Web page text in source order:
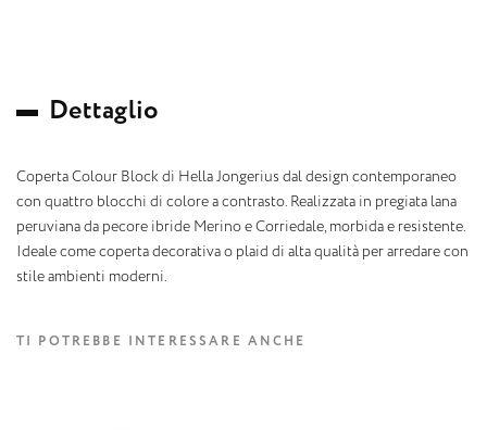
Dettaglio
Coperta Colour Block di Hella Jongerius dal design contemporaneo
con quattro blocchi di colore a contrasto. Realizzata in pregiata lana
peruviana da pecore ibride Merino e Corriedale, morbida e resistente.
Ideale come coperta decorativa o plaid di alta qualità per arredare con
stile ambienti moderni.
TI POTREBBE INTERESSARE ANCHE